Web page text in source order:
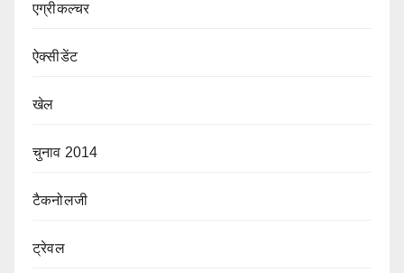
एग्रीकल्चर
ऐक्सीडेंट
खेल
चुनाव 2014
टैकनोलजी
ट्रेवल